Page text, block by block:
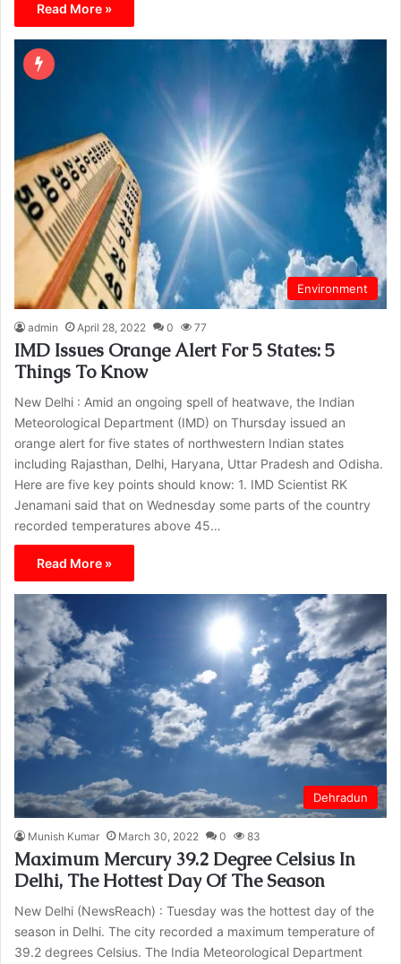
Read More »
Environment
admin April 28, 2022 0 77
IMD Issues Orange Alert For 5 States: 5
Things To Know
New Delhi : Amid an ongoing spell of heatwave, the Indian
Meteorological Department (IMD) on Thursday issued an
orange alert for five states of northwestern Indian states
including Rajasthan, Delhi, Haryana, Uttar Pradesh and Odisha.
Here are five key points should know: 1. IMD Scientist RK
Jenamani said that on Wednesday some parts of the country
recorded temperatures above 45…
Read More »
Dehradun
Munish Kumar March 30, 2022 0 83
Maximum Mercury 39.2 Degree Celsius In
Delhi, The Hottest Day Of The Season
New Delhi (NewsReach) : Tuesday was the hottest day of the
season in Delhi. The city recorded a maximum temperature of
39.2 degrees Celsius. The India Meteorological Department